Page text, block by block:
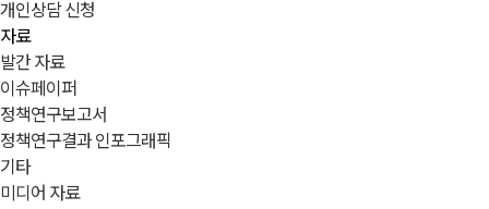
개인상담 신청
자료
발간 자료
이슈페이퍼
정책연구보고서
정책연구결과 인포그래픽
기타
미디어 자료